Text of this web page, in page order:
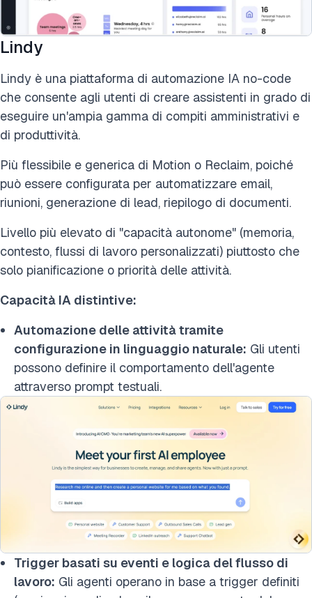
Lindy
Lindy è una piattaforma di automazione IA no-code
che consente agli utenti di creare assistenti in grado di
eseguire un'ampia gamma di compiti amministrativi e
di produttività.
Più flessibile e generica di Motion o Reclaim, poiché
può essere configurata per automatizzare email,
riunioni, generazione di lead, riepilogo di documenti.
Livello più elevato di "capacità autonome" (memoria,
contesto, flussi di lavoro personalizzati) piuttosto che
solo pianificazione o priorità delle attività.
Capacità IA distintive:
Automazione delle attività tramite
configurazione in linguaggio naturale: Gli utenti
possono definire il comportamento dell'agente
attraverso prompt testuali.
Trigger basati su eventi e logica del flusso di
lavoro: Gli agenti operano in base a trigger definiti